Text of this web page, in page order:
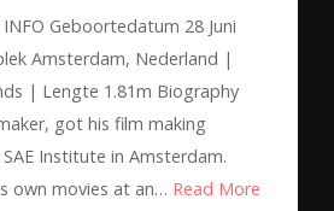
INFO Geboortedatum 28 Juni
Amsterdam, Nederland |
| Lengte 1.81m Biography
got his film making
Institute in Amsterdam.
own movies at an… Read More